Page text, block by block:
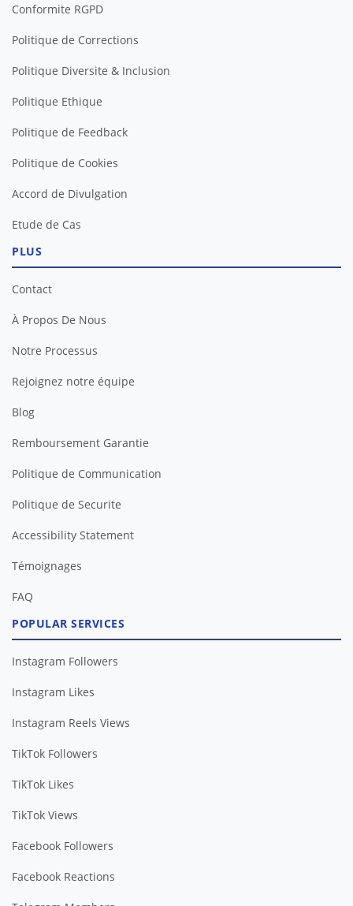
Conformite RGPD
Politique de Corrections
Politique Diversite & Inclusion
Politique Ethique
Politique de Feedback
Politique de Cookies
Accord de Divulgation
Etude de Cas
PLUS
Contact
À Propos De Nous
Notre Processus
Rejoignez notre équipe
Blog
Remboursement Garantie
Politique de Communication
Politique de Securite
Accessibility Statement
Témoignages
FAQ
POPULAR SERVICES
Instagram Followers
Instagram Likes
Instagram Reels Views
TikTok Followers
TikTok Likes
TikTok Views
Facebook Followers
Facebook Reactions